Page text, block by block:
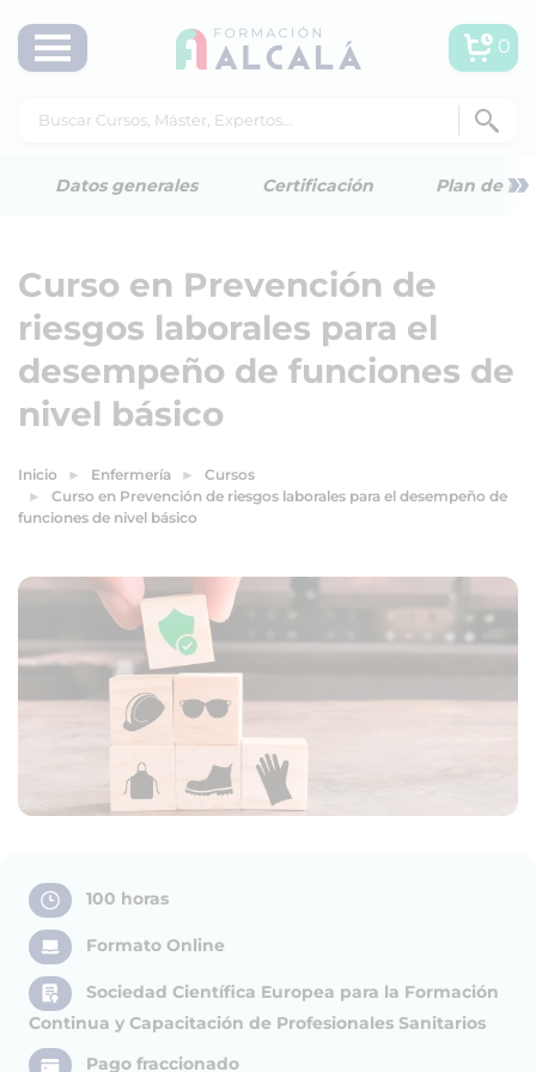
0
Datos generales Certificación Plan de »
Curso en Prevención de
riesgos laborales para el
desempeño de funciones de
nivel básico
Inicio Enfermería
Cursos
Curso en Prevención de riesgos laborales para el desempeño de
funciones de nivel básico
100 horas
Formato Online
Sociedad Científica Europea para la Formación
Continua y Capacitación de Profesionales Sanitarios
Pago fraccionado